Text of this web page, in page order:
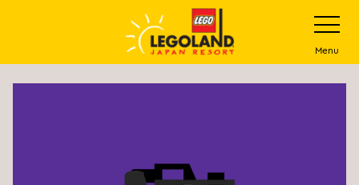
主
打
开
网
站
菜
单
Menu